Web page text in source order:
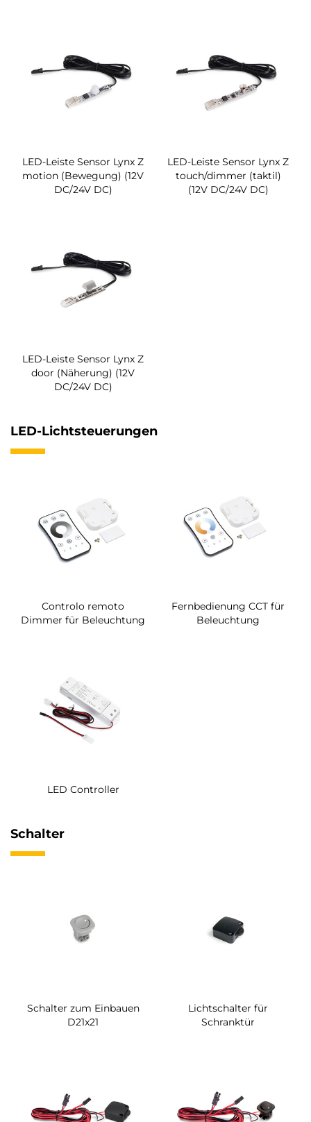
LED-Leiste Sensor Lynx Z
motion (Bewegung) (12V
DC/24V DC)
LED-Leiste Sensor Lynx Z
touch/dimmer (taktil)
(12V DC/24V DC)
LED-Leiste Sensor Lynx Z
door (Näherung) (12V
DC/24V DC)
LED-Lichtsteuerungen
Controlo remoto
Dimmer für Beleuchtung
Fernbedienung CCT für
Beleuchtung
LED Controller
Schalter
Schalter zum Einbauen
D21x21
Lichtschalter für
Schranktür